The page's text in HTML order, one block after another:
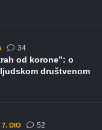
34komentara
od korone”: o
društvenom
7. DIO 52komentara